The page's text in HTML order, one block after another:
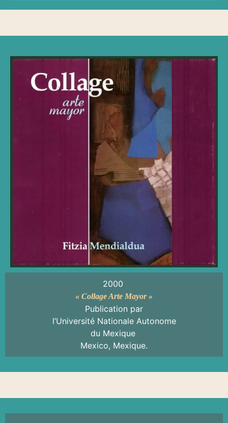
2000
« Collage Arte Mayor »
Publication par
l’Université Nationale Autonome
du Mexique
Mexico, Mexique.